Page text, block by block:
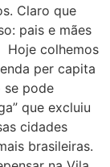
Claro que
pais e mães
Hoje colhemos
per capita
se pode
que excluiu
cidades
brasileiras.